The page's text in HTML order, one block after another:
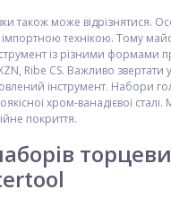
також може відрізнятися.
технікою. Тому
із різними формами
Ribe CS. Важливо звертати
інструмент. Набори
хром-ванадієвої сталі.
покриття.